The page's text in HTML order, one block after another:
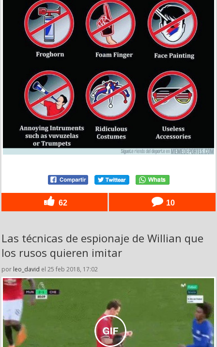
62 10
Las técnicas de espionaje de Willian que
los rusos quieren imitar
por leo_david el 25 feb 2018, 17:02